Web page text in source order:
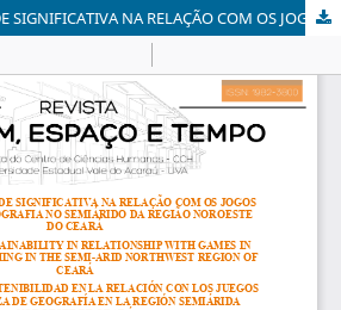
A SUSTENTABILIDADE SIGNIFICATIVA NA RELAÇÃO COM OS JOGOS NO ENSINO DE GEOGRAFIA NO SEMIÁRIDO DA REGIÃO NOROESTE DO CEARÁ